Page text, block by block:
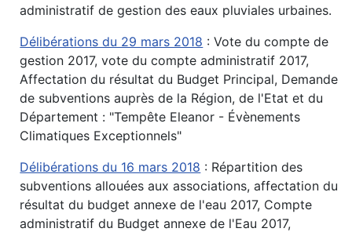
administratif de gestion des eaux pluviales urbaines.
Délibérations du 29 mars 2018 : Vote du compte de
gestion 2017, vote du compte administratif 2017,
Affectation du résultat du Budget Principal, Demande
de subventions auprès de la Région, de l'Etat et du
Département : "Tempête Eleanor - Évènements
Climatiques Exceptionnels"
Délibérations du 16 mars 2018 : Répartition des
subventions allouées aux associations, affectation du
résultat du budget annexe de l'eau 2017, Compte
administratif du Budget annexe de l'Eau 2017,